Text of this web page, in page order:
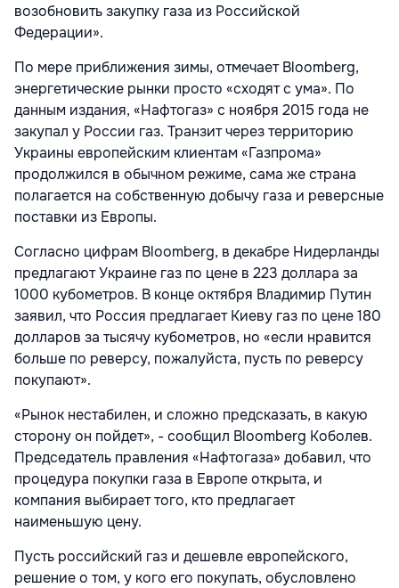
возобновить закупку газа из Российской
Федерации».
По мере приближения зимы, отмечает Bloomberg,
энергетические рынки просто «сходят с ума». По
данным издания, «Нафтогаз» с ноября 2015 года не
закупал у России газ. Транзит через территорию
Украины европейским клиентам «Газпрома»
продолжился в обычном режиме, сама же страна
полагается на собственную добычу газа и реверсные
поставки из Европы.
Согласно цифрам Bloomberg, в декабре Нидерланды
предлагают Украине газ по цене в 223 доллара за
1000 кубометров. В конце октября Владимир Путин
заявил, что Россия предлагает Киеву газ по цене 180
долларов за тысячу кубометров, но «если нравится
больше по реверсу, пожалуйста, пусть по реверсу
покупают».
«Рынок нестабилен, и сложно предсказать, в какую
сторону он пойдет», - сообщил Bloomberg Коболев.
Председатель правления «Нафтогаза» добавил, что
процедура покупки газа в Европе открыта, и
компания выбирает того, кто предлагает
наименьшую цену.
Пусть российский газ и дешевле европейского,
решение о том, у кого его покупать, обусловлено